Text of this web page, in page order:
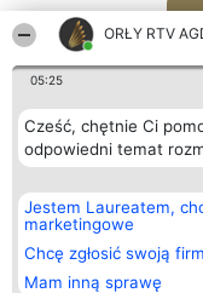
ORŁY RTV
05:25
Cześć, chętnie Ci
odpowiedni temat
Jestem Laureatem,
marketingowe
Chcę zgłosić swoją
Mam inną sprawę
Organizator plebiscytu
Bright Side Solutions sp. z o.
o. sp. k.
ul. Ruska 22
Wrocław 50-079
KRS 0000749100 | Regon